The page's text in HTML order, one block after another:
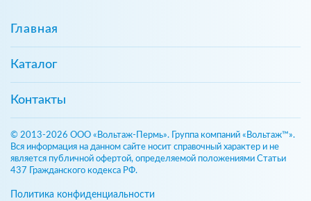
Главная
Каталог
Контакты
© 2013-2026 ООО «Вольтаж-Пермь». Группа компаний «Вольтаж™».
Вся информация на данном сайте носит справочный характер и не
является публичной офертой, определяемой положениями Статьи
437 Гражданского кодекса РФ.
Политика конфиденциальности